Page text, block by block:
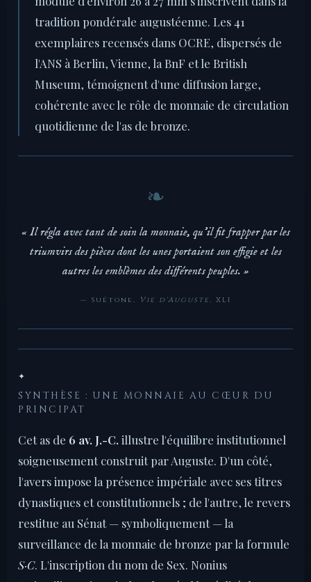
tradition pondérale augustéenne. Les 41
exemplaires recensés dans OCRE, dispersés de
l'ANS à Berlin, Vienne, la BnF et le British
Museum, témoignent d'une diffusion large,
cohérente avec le rôle de monnaie de circulation
quotidienne de l'as de bronze.
« Il régla avec tant de soin la monnaie, qu'il fit frapper par les
triumvirs des pièces dont les unes portaient son effigie et les
autres les emblèmes des différents peuples. »
— Suétone, Vie d'Auguste, XLI
✦
SYNTHÈSE : UNE MONNAIE AU CŒUR DU
PRINCIPAT
Cet as de 6 av. J.-C.illustre l'équilibre institutionnel
soigneusement construit par Auguste. D'un côté,
l'avers impose la présence impériale avec ses titres
dynastiques et constitutionnels ; de l'autre, le revers
restitue au Sénat — symboliquement — la
surveillance de la monnaie de bronze par la formule
S·C. L'inscription du nom de Sex. Nonius